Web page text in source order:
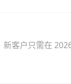
客户只需在